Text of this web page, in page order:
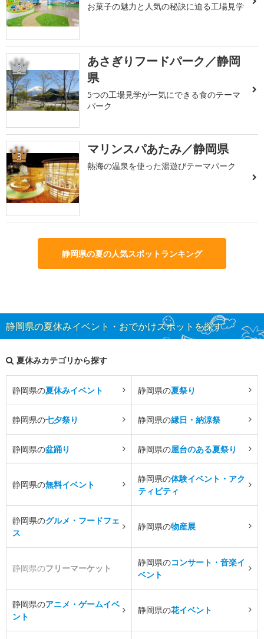
お菓子の魅力と人気の秘訣に迫る工場見学
2
あさぎりフードパーク／静岡
県
5つの工場見学が一気にできる食のテーマ
パーク
3 マリンスパあたみ／静岡県
熱海の温泉を使った湯遊びテーマパーク
静岡県の夏の人気スポットランキング
静岡県の夏休みイベント・おでかけスポットを探す
夏休みカテゴリから探す
静岡県の夏休みイベント 静岡県の夏祭り
静岡県の七夕祭り 静岡県の縁日・納涼祭
静岡県の盆踊り 静岡県の屋台のある夏祭り
静岡県の無料イベント
静岡県の体験イベント・アク
ティビティ
静岡県のグルメ・フードフェ
ス
静岡県の物産展
静岡県のフリーマーケット
静岡県のコンサート・音楽イ
ベント
静岡県のアニメ・ゲームイベ
ント
静岡県の花イベント